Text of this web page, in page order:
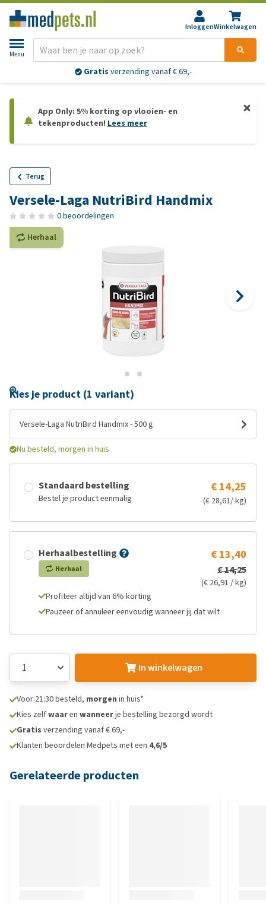
InloggenWinkelwagen
Menu
Gratis verzending vanaf € 69,-
App Only: 5% korting op vlooien- en
tekenproducten! Lees meer
Terug
Versele-Laga NutriBird Handmix
0 beoordelingen
Herhaal
Kies je product (1 variant)
Versele-Laga NutriBird Handmix - 500 g
Nu besteld, morgen in huis
Standaard bestelling
Bestel je product eenmalig
€ 14,25
(€ 28,61/ kg)
Herhaalbestelling
Herhaal
€ 13,40
€ 14,25
(€ 26,91 / kg)
Profiteer altijd van 6% korting
Pauzeer of annuleer eenvoudig wanneer jij dat wilt
In winkelwagen
Voor 21:30 besteld, morgen in huis*
Kies zelfwaaren wanneerje bestelling bezorgd wordt
Gratis verzending vanaf € 69,-
Klanten beoordelen Medpets met een 4,6/5
Gerelateerde producten